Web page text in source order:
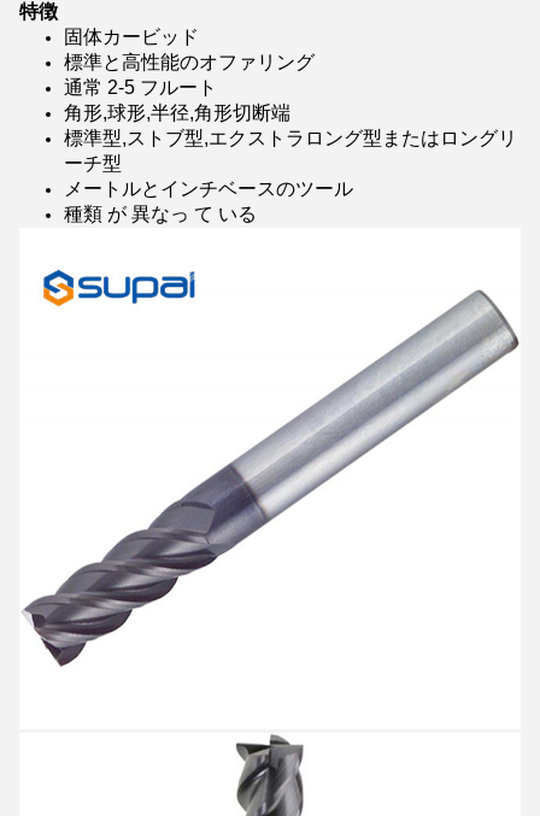
特徴
固体カービッド
標準と高性能のオファリング
通常 2-5 フルート
角形,球形,半径,角形切断端
標準型,ストブ型,エクストラロング型またはロングリ
ーチ型
メートルとインチベースのツール
種類 が 異なっ て いる